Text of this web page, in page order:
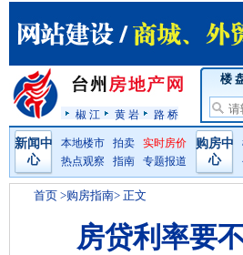
椒 江 黄 岩 路 桥
楼
新闻中
心
本地楼市 拍卖
实时房价
热点观察
指南 专题报道
购房中
心
首页 >购房指南> 正文
房贷利率要